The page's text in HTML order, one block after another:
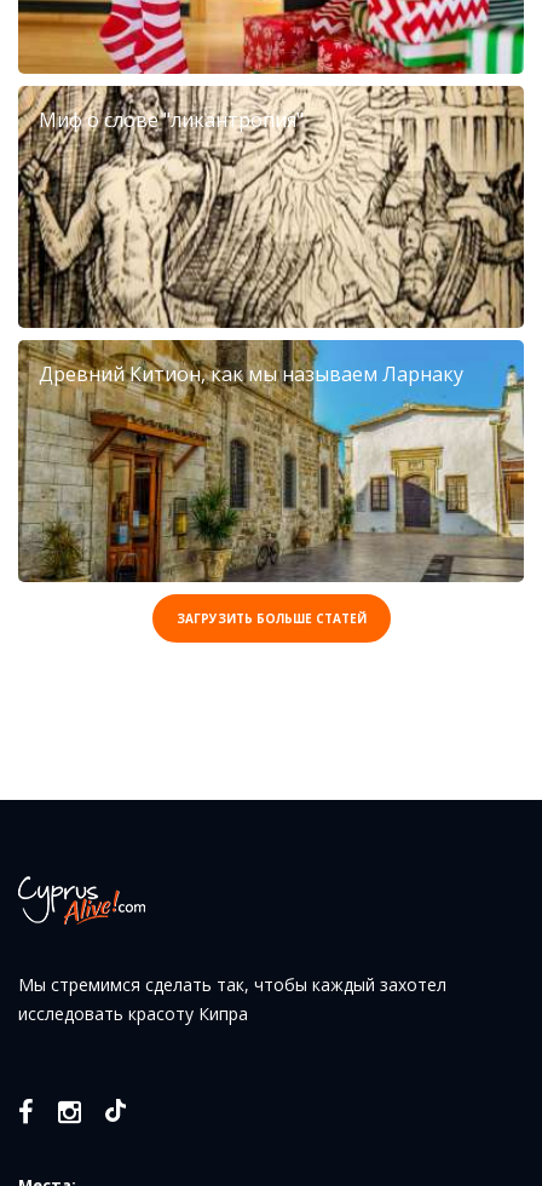
Миф о слове "ликантропия"
Древний Китион, как мы называем Ларнаку
ЗАГРУЗИТЬ БОЛЬШЕ СТАТЕЙ
Мы стремимся сделать так, чтобы каждый захотел
исследовать красоту Кипра